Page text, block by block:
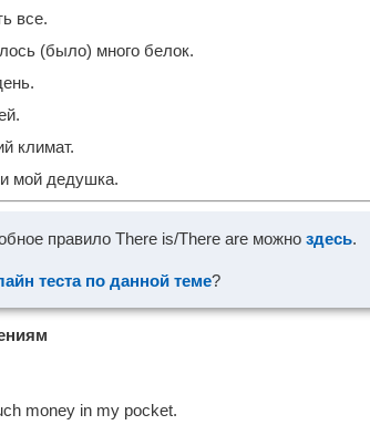
все.
(было) много белок.
климат.
мой дедушка.
правило There is/There are можно здесь.
теста по данной теме?
money in my pocket.